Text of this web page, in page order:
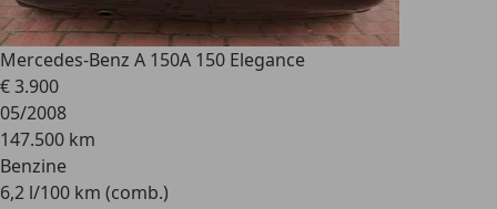
Mercedes-Benz A 150A 150 Elegance
€ 3.900
05/2008
147.500 km
Benzine
6,2 l/100 km (comb.)